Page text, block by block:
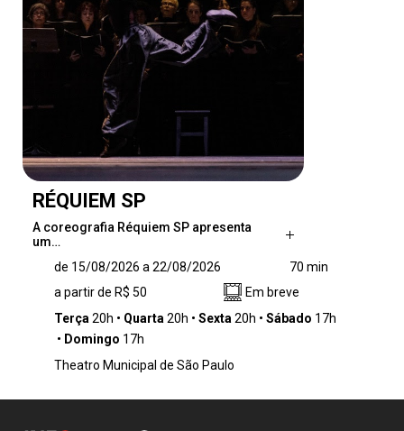
RÉQUIEM SP
A coreografia Réquiem SP apresenta
um…
desafio e um exercício que estabelece um
diálogo entre distintas linhagens de dança,
como o balé, o jumpstyle e as danças urbanas
e populares. A proposta investiga de maneira
entre corpos, contextos e manifestações
de 15/08/2026 a 22/08/2026
70 min
a partir de R$ 50
Em breve
Terça 20h Quarta 20h Sexta 20h Sábado 17h
Domingo 17h
Theatro Municipal de São Paulo